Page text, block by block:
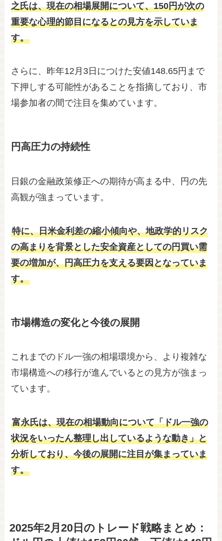
之氏は、現在の相場展開について、150円が次の
重要な心理的節目になるとの見方を示していま
す。
さらに、昨年12月3日につけた安値148.65円まで
下押しする可能性があることを指摘しており、市
場参加者の間で注目を集めています。
円高圧力の持続性
日銀の金融政策修正への期待が高まる中、円の先
高観が強まっています。
特に、日米金利差の縮小傾向や、地政学的リスク
の高まりを背景とした安全資産としての円買い需
要の増加が、円高圧力を支える要因となっていま
す。
市場構造の変化と今後の展開
これまでのドル一強の相場環境から、より複雑な
市場構造への移行が進んでいるとの見方が強まっ
ています。
富永氏は、現在の相場動向について「ドル一強の
状況をいったん整理し出しているような動き」と
分析しており、今後の展開に注目が集まっていま
す。
2025年2月20日のトレード戦略まとめ：